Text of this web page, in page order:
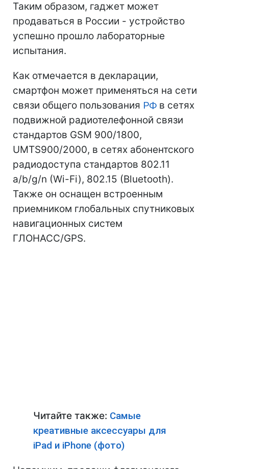
Таким образом, гаджет может
продаваться в России - устройство
успешно прошло лабораторные
испытания.
Как отмечается в декларации,
смартфон может применяться на сети
связи общего пользования РФ в сетях
подвижной радиотелефонной связи
стандартов GSM 900/1800,
UMTS900/2000, в сетях абонентского
радиодоступа стандартов 802.11
a/b/g/n (Wi-Fi), 802.15 (Bluetooth).
Также он оснащен встроенным
приемником глобальных спутниковых
навигационных систем
ГЛОНАСС/GPS.
Читайте также: Самые
креативные аксессуары для
iPad и iPhone (фото)